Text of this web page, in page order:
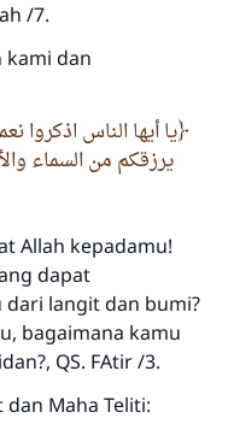
/7.
kami dan
يا أيها الناس اذكروا
يرزقكم من السماء
Allah kepadamu!
dapat
langit dan bumi?
bagaimana kamu
QS. FAtir /3.
Maha Teliti: